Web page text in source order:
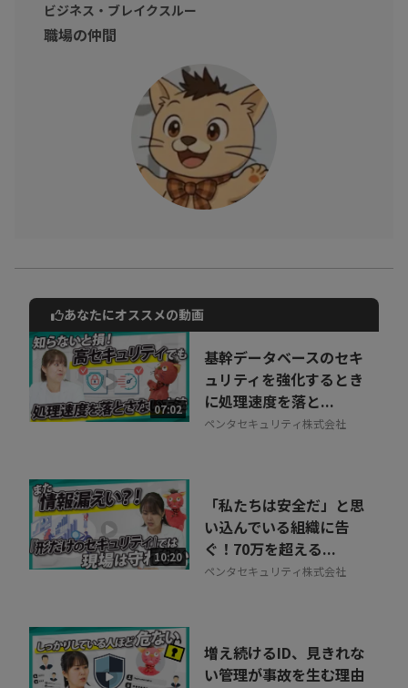
ビジネス・ブレイクスルー
職場の仲間
動画でご紹介しているサービスについて
お気軽にご相談・ご質問いただけます！
30秒でお申し込み可能
相談を希望する 無料
あなたにオススメの動画
07:02
基幹データベースのセキ
ュリティを強化するとき
に処理速度を落と...
ペンタセキュリティ株式会社
10:20
「私たちは安全だ」と思
い込んでいる組織に告
ぐ！70万を超える...
ペンタセキュリティ株式会社
増え続けるID、見きれな
い管理が事故を生む理由